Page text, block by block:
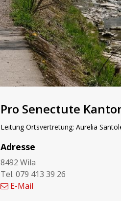
Pro Senectute
Leitung Ortsvertretung: Aurelia
Adresse
8492 Wila
Tel. 079 413 39 26
E-Mail